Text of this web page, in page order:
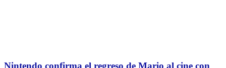
Nintendo confirma el regreso de Mario al cine con